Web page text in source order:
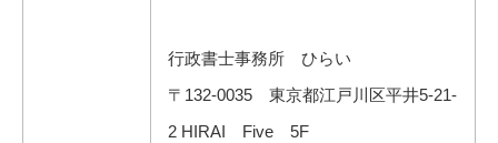
行政書士事務所 ひらい
〒132-0035 東京都江戸川区平井5-21-
2 HIRAI Five 5F